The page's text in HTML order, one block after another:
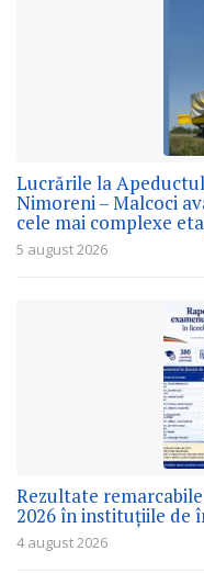
Lucrările la
Nimoreni – Malcoci
cele mai complexe
5 august 2026
Rezultate
2026 în instituțiile de
4 august 2026